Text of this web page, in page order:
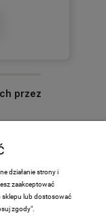
przez
działanie strony i
zaakceptować
sklepu lub dostosować
zgody".